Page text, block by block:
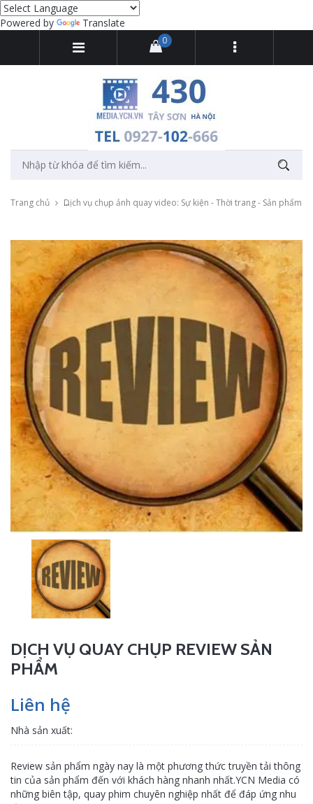
Powered by Translate
0
Trang chủ Dịch vụ chụp ảnh quay video: Sự kiện - Thời trang - Sản phẩm -
DỊCH VỤ QUAY CHỤP REVIEW SẢN
PHẨM
Liên hệ
Nhà sản xuất:
Review sản phẩm ngày nay là một phương thức truyền tải thông
tin của sản phẩm đến với khách hàng nhanh nhất.YCN Media có
những biên tập, quay phim chuyên nghiệp nhất để đáp ứng nhu